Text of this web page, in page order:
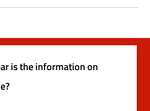
is the information on